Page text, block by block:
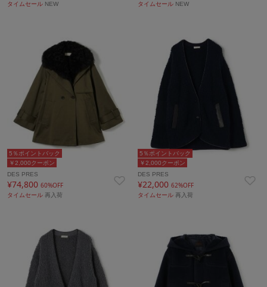
タイムセール NEW タイムセール NEW
￥2,000クーポン
5％ポイントバック
DES PRES
¥74,800 60%OFF
タイムセール 再入荷
￥2,000クーポン
5％ポイントバック
DES PRES
¥22,00062%OFF
タイムセール再入荷